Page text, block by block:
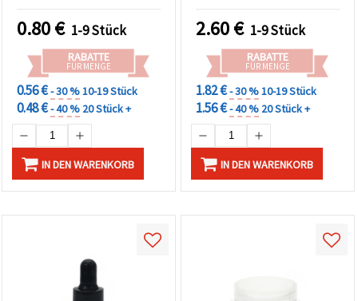
0.80€ 1-9 Stück
RABATTE
FÜR MENGE
0.56 €- 30 %10-19 Stück
0.48 €- 40 % 20 Stück +
IN DEN WARENKORB
2.60€ 1-9 Stück
RABATTE
FÜR MENGE
1.82 €- 30 %10-19 Stück
1.56 €- 40 % 20 Stück +
IN DEN WARENKORB